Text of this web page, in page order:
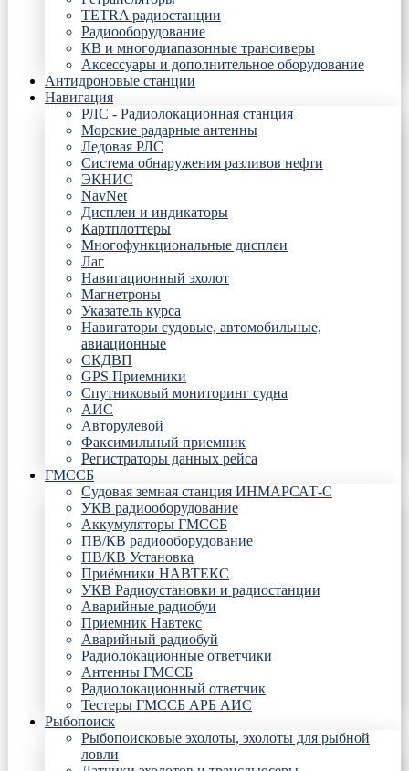
TETRA радиостанции
Радиооборудование
КВ и многодиапазонные трансиверы
Аксессуары и дополнительное оборудование
Антидроновые станции
Навигация
РЛС - Радиолокационная станция
Морские радарные антенны
Ледовая РЛС
Система обнаружения разливов нефти
ЭКНИС
NavNet
Дисплеи и индикаторы
Картплоттеры
Многофункциональные дисплеи
Лаг
Навигационный эхолот
Магнетроны
Указатель курса
Навигаторы судовые, автомобильные,
авиационные
СКДВП
GPS Приемники
Спутниковый мониторинг судна
АИС
Авторулевой
Факсимильный приемник
Регистраторы данных рейса
ГМССБ
Судовая земная станция ИНМАРСАТ-С
УКВ радиооборудование
Аккумуляторы ГМССБ
ПВ/КВ радиооборудование
ПВ/КВ Установка
Приёмники НАВТЕКС
УКВ Радиоустановки и радиостанции
Аварийные радиобуи
Приемник Навтекс
Аварийный радиобуй
Радиолокационные ответчики
Антенны ГМССБ
Радиолокационный ответчик
Тестеры ГМССБ АРБ АИС
Рыбопоиск
Рыбопоисковые эхолоты, эхолоты для рыбной
ловли